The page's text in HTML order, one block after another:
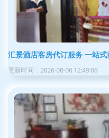
汇景酒店客房代订服务 一站
更新时间：2026-08-06 12:49:06